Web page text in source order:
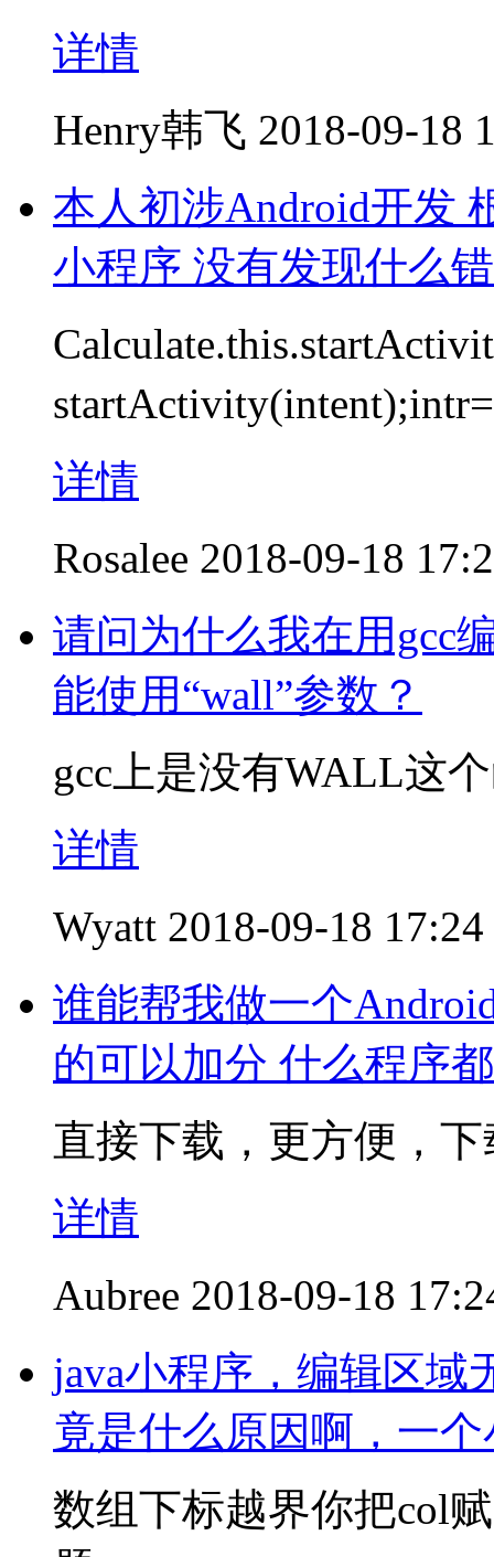
详情
Henry韩飞 2018-09-18
本人初涉Android开发
小程序 没有发现什么
详情
Rosalee 2018-09-18
请问为什么我在用gcc
能使用“wall”参数？
gcc上是没有WALL这
详情
Wyatt 2018-09-18 17:24
谁能帮我做一个
的可以加分 什么程序
直接下载，更方便，
详情
Aubree 2018-09-18
java小程序，编辑区域
竟是什么原因啊，一
数组下标越界你把col